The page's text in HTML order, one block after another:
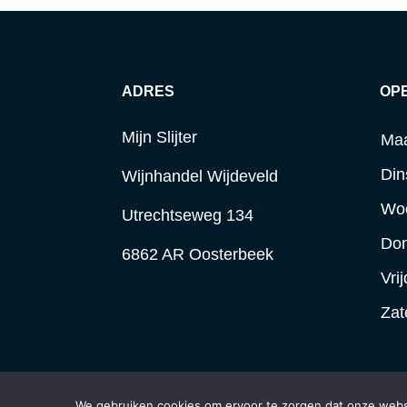
ADRES
Mijn Slijter
Wijnhandel Wijdeveld
Utrechtseweg 134
6862 AR Oosterbeek